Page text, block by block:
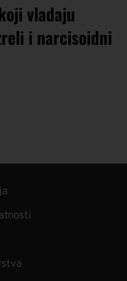
vladaju
i narcisoidni